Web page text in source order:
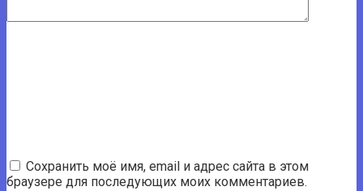
Сохранить моё имя, email и адрес сайта в этом
браузере для последующих моих комментариев.